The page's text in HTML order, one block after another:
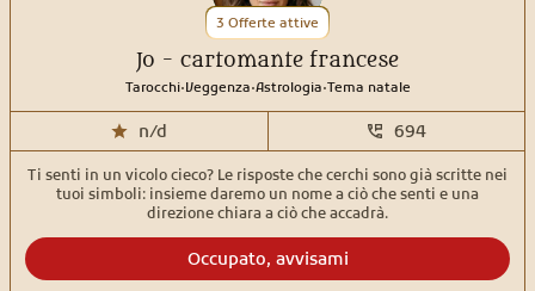
3 Offerte attive
Jo - cartomante francese
Tarocchi.Veggenza.Astrologia.Tema natale
n/d 694
Ti senti in un vicolo cieco? Le risposte che cerchi sono già scritte nei
tuoi simboli: insieme daremo un nome a ciò che senti e una
direzione chiara a ciò che accadrà.
Occupato, avvisami